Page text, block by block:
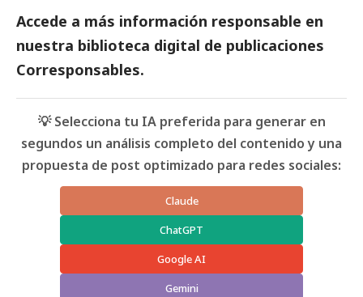
Accede a más información responsable en
nuestra biblioteca digital de publicaciones
Corresponsables.
💡 Selecciona tu IA preferida para generar en
segundos un análisis completo del contenido y una
propuesta de post optimizado para redes sociales:
Claude
ChatGPT
Google AI
Gemini